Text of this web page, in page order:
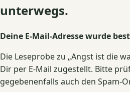
unterwegs.
Deine E-Mail-Adresse wurde
Die Leseprobe zu „Angst ist die
Dir per E-Mail zugestellt. Bitte
gegebenenfalls auch den Spam-